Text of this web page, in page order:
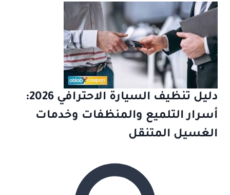
دليل تنظيف السيارة الاحترافي 2026:
أسرار التلميع والمنظفات وخدمات
الغسيل المتنقل